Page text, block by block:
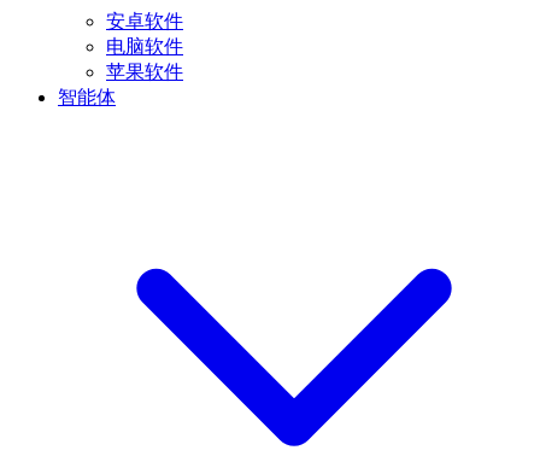
安卓软件
电脑软件
苹果软件
智能体